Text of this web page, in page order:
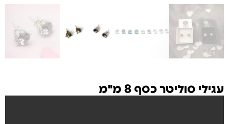
עגילי סוליטר כסף 8 מ"מ